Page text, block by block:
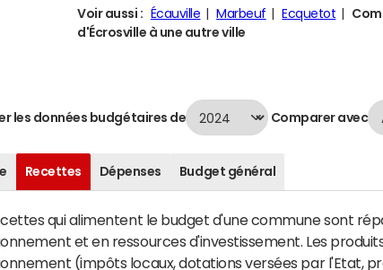
Voir aussi : Écauville Marbeuf Ecquetot
d'Écrosville à une autre ville
les données budgétaires de Comparer avec
Recettes Dépenses Budget général
qui alimentent le budget d'une commune sont
et en ressources d'investissement. Les
(impôts locaux, dotations versées par l'Etat,